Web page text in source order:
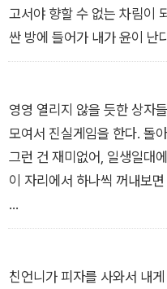
부서진 술병과 악기 파편
떨어진 어린애 신발이
미세하게 움직이며
이것이 나의 마음이었다네
내가 고를 수 있는
나의 집이었다네
_「벗어나기」에서
고서야 향할 수 없는 차림이
싼 방에 들어가 내가 윤이 난
베리아와 꿈과 맞바꾼 이 사
_「사치」에서
영영 열리지 않을 듯한 상자
모여서 진실게임을 한다. 돌
그런 건 재미없어, 일생일대
이 자리에서 하나씩 꺼내보
(……)
나의 주인이여
친언니가 피자를 사와서 내